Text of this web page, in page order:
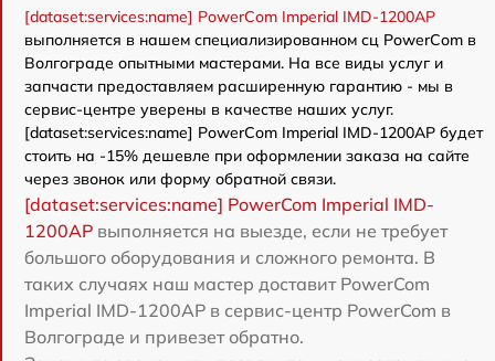
[dataset:services:name] PowerCom Imperial IMD-1200AP
выполняется в нашем специализированном сц PowerCom в
Волгограде опытными мастерами. На все виды услуг и
запчасти предоставляем расширенную гарантию - мы в
сервис-центре уверены в качестве наших услуг.
[dataset:services:name] PowerCom Imperial IMD-1200AP будет
стоить на -15% дешевле при оформлении заказа на сайте
через звонок или форму обратной связи.
[dataset:services:name] PowerCom Imperial IMD-
1200AP выполняется на выезде, если не требует
большого оборудования и сложного ремонта. В
таких случаях наш мастер доставит PowerCom
Imperial IMD-1200AP в сервис-центр PowerCom в
Волгограде и привезет обратно.